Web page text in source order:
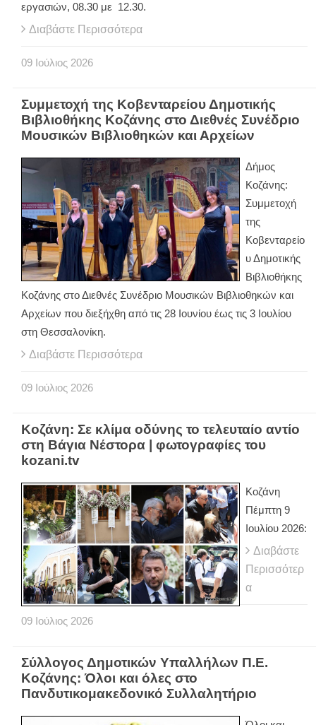
εργασιών, 08.30 με 12.30.
Διαβάστε Περισσότερα
09 Ιούλιος 2026
Συμμετοχή της Κοβενταρείου Δημοτικής
Βιβλιοθήκης Κοζάνης στο Διεθνές Συνέδριο
Μουσικών Βιβλιοθηκών και Αρχείων
Δήμος
Κοζάνης:
Συμμετοχή
της
Κοβενταρείο
υ Δημοτικής
Βιβλιοθήκης
Κοζάνης στο Διεθνές Συνέδριο Μουσικών Βιβλιοθηκών και
Αρχείων που διεξήχθη από τις 28 Ιουνίου έως τις 3 Ιουλίου
στη Θεσσαλονίκη.
Διαβάστε Περισσότερα
09 Ιούλιος 2026
Κοζάνη: Σε κλίμα οδύνης το τελευταίο αντίο
στη Βάγια Νέστορα | φωτογραφίες του
kozani.tv
Κοζάνη
Πέμπτη 9
Ιουλίου 2026:
Διαβάστε
Περισσότερ
α
09 Ιούλιος 2026
Σύλλογος Δημοτικών Υπαλλήλων Π.Ε.
Κοζάνης: Όλοι και όλες στο
Πανδυτικομακεδονικό Συλλαλητήριο